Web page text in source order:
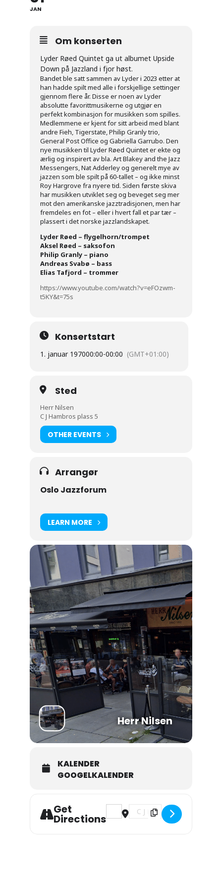
JAN
Om konserten
Lyder Røed Quintet ga ut albumet Upside
Down på Jazzland i fjor høst.
Bandet ble satt sammen av Lyder i 2023 etter at
han hadde spilt med alle i forskjellige settinger
gjennom flere år. Disse er noen av Lyder
absolutte favorittmusikerne og utgjør en
perfekt kombinasjon for musikken som spilles.
Medlemmene er kjent for sitt arbeid med blant
andre Fieh, Tigerstate, Philip Granly trio,
General Post Office og Gabriella Garrubo. Den
nye musikken til Lyder Røed Quintet er ekte og
ærlig og inspirert av bla. Art Blakey and the Jazz
Messengers, Nat Adderley og generelt mye av
jazzen som ble spilt på 60-tallet – og ikke minst
Roy Hargrove fra nyere tid. Siden første skiva
har musikken utviklet seg og beveget seg mer
mot den amerikanske jazztradisjonen, men har
fremdeles en fot – eller i hvert fall et par tær –
plassert i det norske jazzlandskapet.
Lyder Røed – flygelhorn/trompet
Aksel Røed – saksofon
Philip Granly – piano
Andreas Svabø – bass
Elias Tafjord – trommer
https://www.youtube.com/watch?v=eFOzwm-
t5KY&t=75s
Konsertstart
1. januar 197000:00-00:00 (GMT+01:00)
Sted
Herr Nilsen
C J Hambros plass 5
OTHER EVENTS
Arrangør
Oslo Jazzforum
LEARN MORE
Herr Nilsen
KALENDER
GOOGELKALENDER
Get
Directions
Address - Lyder Røed Quintet []
Destination Address -